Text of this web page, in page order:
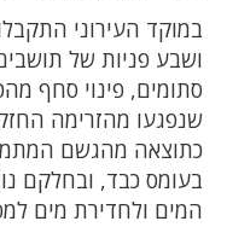
במוקד העירוני
ושבע פניות של
סתומים, פינוי סחף
שנפגעו מהזרימה
כתוצאה מהגשם
בעומס כבד, ובחלקם
המים ולחדירת מים